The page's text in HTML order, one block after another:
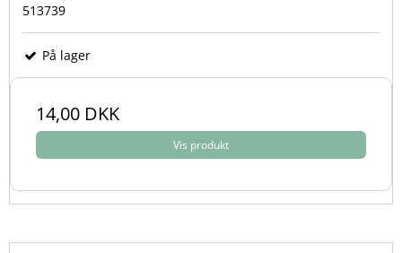
513739
På lager
14,00 DKK
Vis produkt